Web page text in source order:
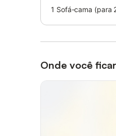
1 Sofá-cama (para
Onde você